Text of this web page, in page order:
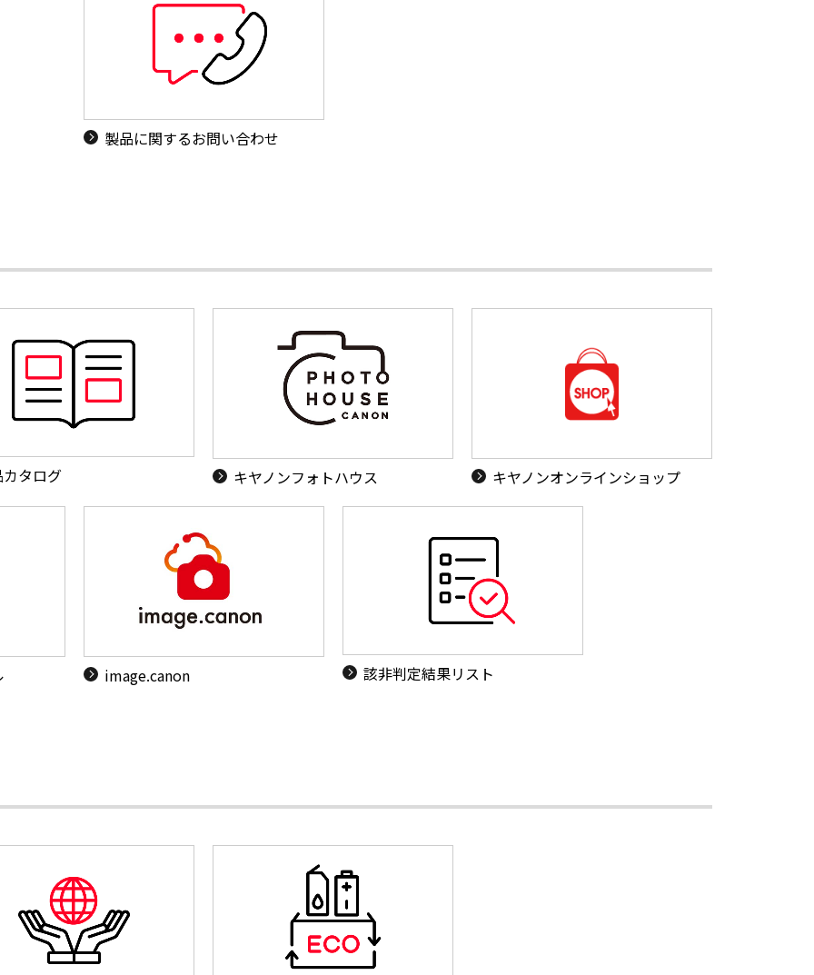
製品に関するお問い合わせ
タログ キヤノンフォトハウス キヤノンオンラインショップ
image.canon 該非判定結果リスト